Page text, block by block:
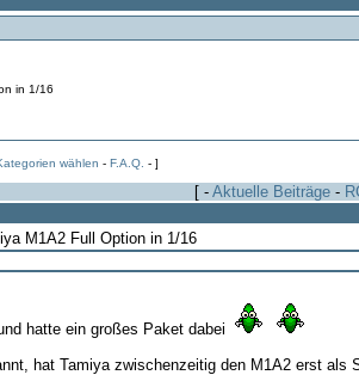
in 1/16
wählen - F.A.Q. - ]
[ - Aktuelle Beiträge -
M1A2 Full Option in 1/16
hatte ein großes Paket dabei
hat Tamiya zwischenzeitig den M1A2 erst